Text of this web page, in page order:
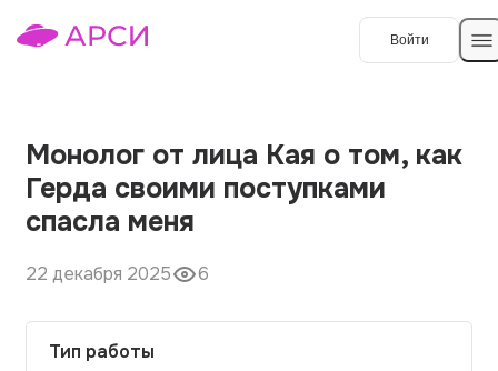
Войти
Темы работ
Наши гарантии
Монолог от лица Кая о том, как
Герда своими поступками
спасла меня
22 декабря 2025 6
Тип работы